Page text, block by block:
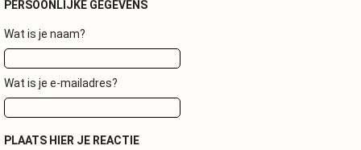
PERSOONLIJKE GEGEVENS
Wat is je naam?
Wat is je e-mailadres?
PLAATS HIER JE REACTIE